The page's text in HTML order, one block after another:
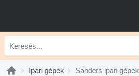
Ipari gépek Sanders ipari gépek